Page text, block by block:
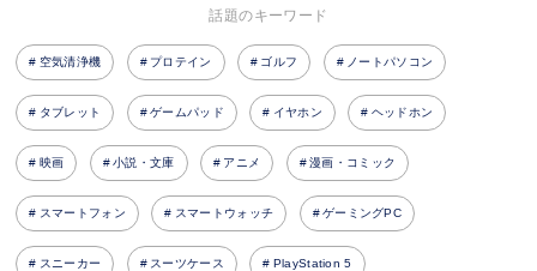
話題のキーワード
空気清浄機 プロテイン ゴルフ ノートパソコン
タブレット ゲームパッド イヤホン ヘッドホン
映画 小説・文庫 アニメ 漫画・コミック
スマートフォン スマートウォッチ ゲーミングPC
スニーカー スーツケース PlayStation 5